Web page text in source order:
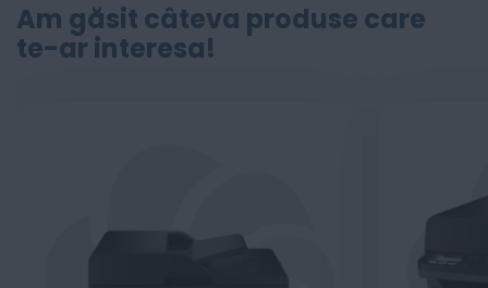
Am găsit câteva produse care
te-ar interesa!